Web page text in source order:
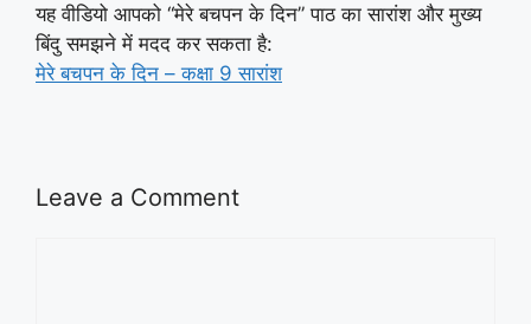
यह वीडियो आपको “मेरे बचपन के दिन” पाठ का सारांश और मुख्य
बिंदु समझने में मदद कर सकता है:
मेरे बचपन के दिन – कक्षा 9 सारांश
Leave a Comment